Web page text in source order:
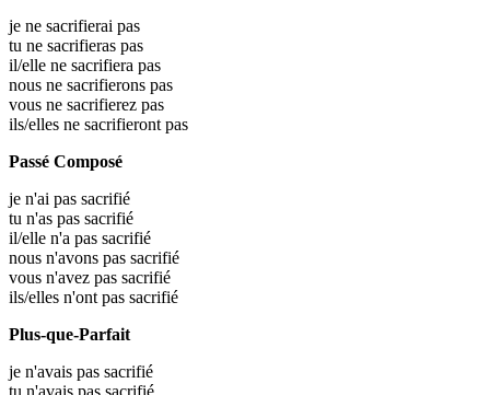
je ne sacrifierai pas
tu ne sacrifieras pas
il/elle ne sacrifiera pas
nous ne sacrifierons pas
vous ne sacrifierez pas
ils/elles ne sacrifieront pas
Passé Composé
je n'ai pas sacrifié
tu n'as pas sacrifié
il/elle n'a pas sacrifié
nous n'avons pas sacrifié
vous n'avez pas sacrifié
ils/elles n'ont pas sacrifié
Plus-que-Parfait
je n'avais pas sacrifié
tu n'avais pas sacrifié